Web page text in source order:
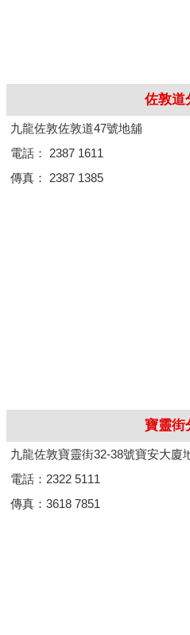
佐敦道
九龍佐敦佐敦道47號地舖
電話： 2387 1611
傳真： 2387 1385
寶靈街
九龍佐敦寶靈街32-38號寶安大廈
電話：2322 5111
傳真：3618 7851